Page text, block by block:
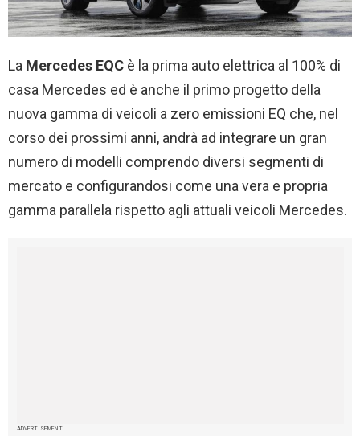
La Mercedes EQC è la prima auto elettrica al 100% di
casa Mercedes ed è anche il primo progetto della
nuova gamma di veicoli a zero emissioni EQ che, nel
corso dei prossimi anni, andrà ad integrare un gran
numero di modelli comprendo diversi segmenti di
mercato e configurandosi come una vera e propria
gamma parallela rispetto agli attuali veicoli Mercedes.
ADVERTISEMENT